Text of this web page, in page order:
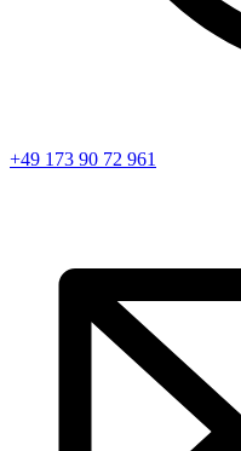
+49 173 90 72 961